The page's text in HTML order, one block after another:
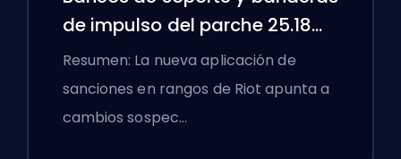
de impulso del parche 25.18
de League of Legends
Resumen: La nueva aplicación de
sanciones en rangos de Riot apunta a
cambios sospec…